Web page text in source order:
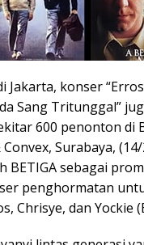
Jakarta, konser
Sang Tritunggal”
600 penonton di
Surabaya,
BETIGA sebagai
penghormatan
Chrisye, dan Yockie